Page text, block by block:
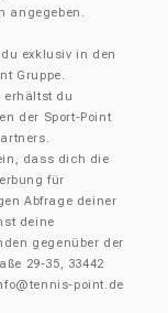
angegeben.
exklusiv in den
Gruppe.
erhältst du
der Sport-Point
dass dich die
für
Abfrage deiner
deine
gegenüber der
29-35, 33442
point.de